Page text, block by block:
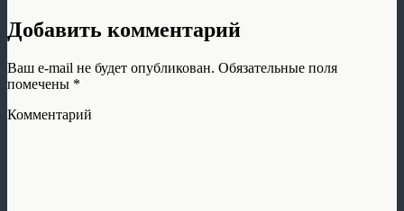
Добавить комментарий
Ваш e-mail не будет опубликован. Обязательные поля
помечены *
Комментарий